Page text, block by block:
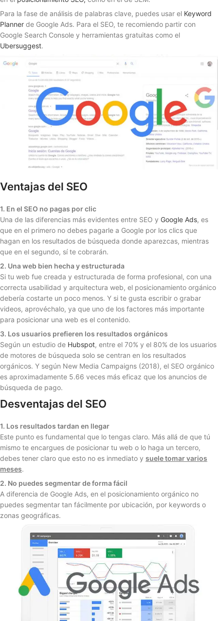
Para la fase de análisis de palabras clave, puedes usar el Keyword
Planner de Google Ads. Para el SEO, te recomiendo partir con
Google Search Console y herramientas gratuitas como el
Ubersuggest.
Ventajas del SEO
1. En el SEO no pagas por clic
Una de las diferencias más evidentes entre SEO y Google Ads, es
que en el primero no debes pagarle a Google por los clics que
hagan en los resultados de búsqueda donde aparezcas, mientras
que en el segundo, sí te cobrarán.
2. Una web bien hecha y estructurada
Si tu web fue creada y estructurada de forma profesional, con una
correcta usabilidad y arquitectura web, el posicionamiento orgánico
debería costarte un poco menos. Y si te gusta escribir o grabar
videos, aprovéchalo, ya que uno de los factores más importante
para posicionar una web es el contenido.
3. Los usuarios prefieren los resultados orgánicos
Según un estudio de Hubspot, entre el 70% y el 80% de los usuarios
de motores de búsqueda solo se centran en los resultados
orgánicos. Y según New Media Campaigns (2018), el SEO orgánico
es aproximadamente 5.66 veces más eficaz que los anuncios de
búsqueda de pago.
Desventajas del SEO
1. Los resultados tardan en llegar
Este punto es fundamental que lo tengas claro. Más allá de que tú
mismo te encargues de posicionar tu web o lo haga un tercero,
debes tener claro que esto no es inmediato y suele tomar varios
meses.
2. No puedes segmentar de forma fácil
A diferencia de Google Ads, en el posicionamiento orgánico no
puedes segmentar tan fácilmente por ubicación, por keywords o
zonas geográficas.